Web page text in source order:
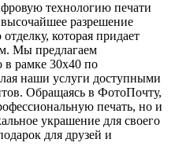
технологию печати
разрешение
которая придает
Мы предлагаем
в рамке 30х40 по
наши услуги доступными
Обращаясь в ФотоПочту,
печать, но и
украшение для своего
для друзей и